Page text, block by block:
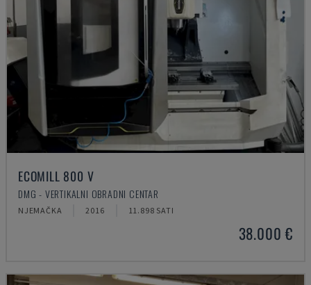
ECOMILL 800 V
DMG - VERTIKALNI OBRADNI CENTAR
NJEMAČKA 2016 11.898 SATI
38.000 €